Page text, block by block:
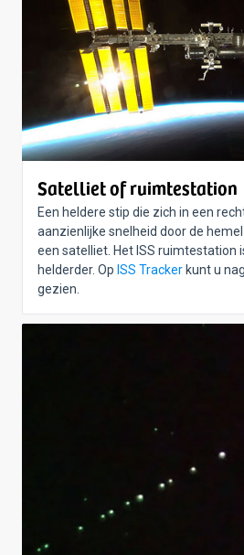
Satelliet of ruimtestation
Een heldere stip die zich in een
aanzienlijke snelheid door de
een satelliet. Het ISS ruimtestation
helderder. Op ISS Tracker kunt u
gezien.